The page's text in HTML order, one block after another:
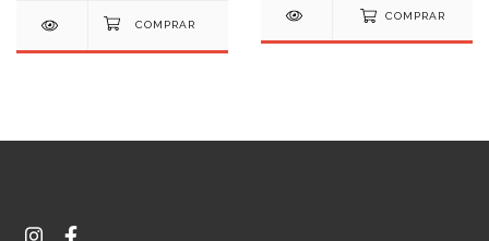
COMPRAR